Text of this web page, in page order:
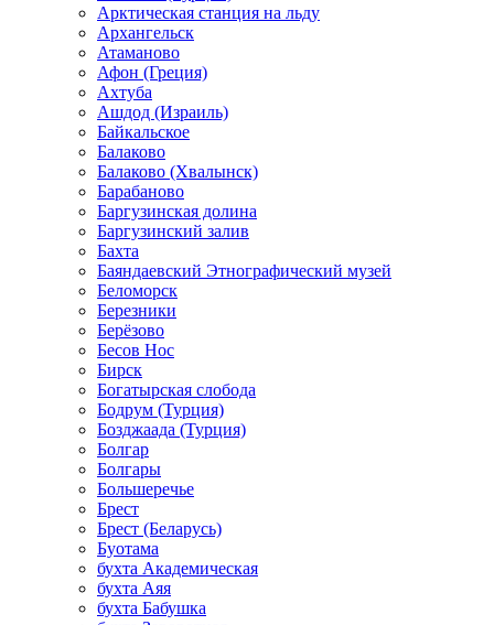
Арктическая станция на льду
Архангельск
Атаманово
Афон (Греция)
Ахтуба
Ашдод (Израиль)
Байкальское
Балаково
Балаково (Хвалынск)
Барабаново
Баргузинская долина
Баргузинский залив
Бахта
Баяндаевский Этнографический музей
Беломорск
Березники
Берёзово
Бесов Нос
Бирск
Богатырская слобода
Бодрум (Турция)
Бозджаада (Турция)
Болгар
Болгары
Большеречье
Брест
Брест (Беларусь)
Буотама
бухта Академическая
бухта Аяя
бухта Бабушка